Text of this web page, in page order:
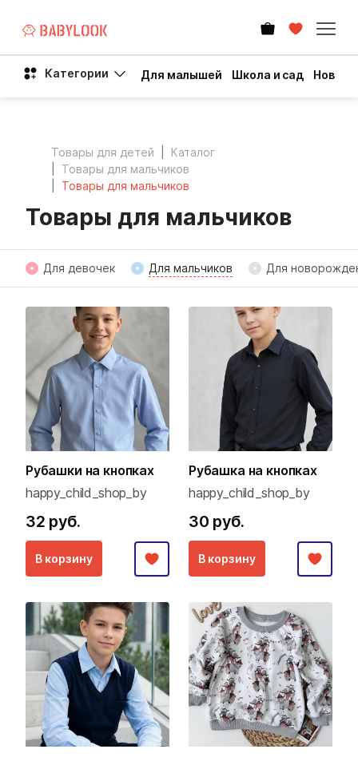
Категории Для малышей Школа и сад Новый
Товары для детей
Каталог
Товары для мальчиков
Товары для мальчиков
Товары для мальчиков
Для девочек Для мальчиков Для
Рубашки на кнопках
happy_child_shop_by
32 руб.
В корзину
Рубашка на кнопках
happy_child_shop_by
30 руб.
В корзину